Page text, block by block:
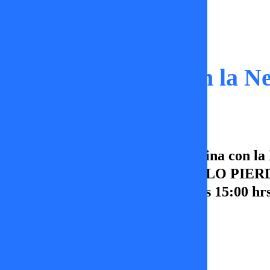
Desde mi cocina con la
En este capítulo de Desde mi cocina con
anécdotas de la semana ¡NO TE LO
Nené, de lunes a viernes desde las 15:00